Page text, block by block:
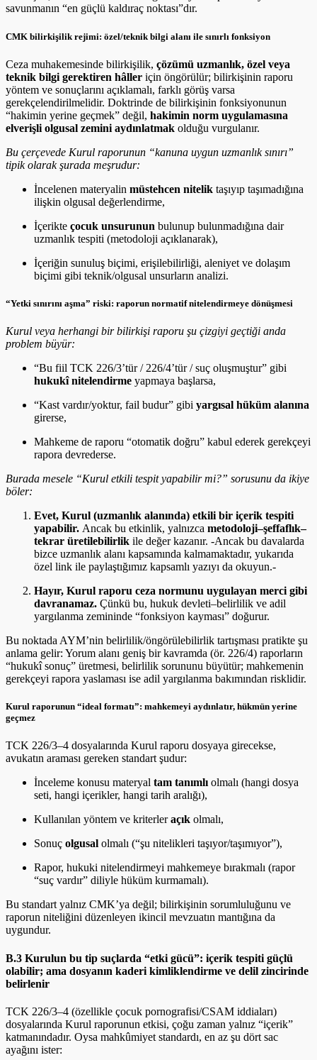
savunmanın “en güçlü kaldıraç noktası”dır.
CMK bilirkişilik rejimi: özel/teknik bilgi alanı ile sınırlı fonksiyon
Ceza muhakemesinde bilirkişilik, çözümü uzmanlık, özel veya
teknik bilgi gerektiren hâller için öngörülür; bilirkişinin raporu
yöntem ve sonuçlarını açıklamalı, farklı görüş varsa
gerekçelendirilmelidir. Doktrinde de bilirkişinin fonksiyonunun
“hakimin yerine geçmek” değil, hakimin norm uygulamasına
elverişli olgusal zemini aydınlatmak olduğu vurgulanır.
Bu çerçevede Kurul raporunun “kanuna uygun uzmanlık sınırı”
tipik olarak şurada meşrudur:
İncelenen materyalin müstehcen nitelik taşıyıp taşımadığına
ilişkin olgusal değerlendirme,
İçerikte çocuk unsurunun bulunup bulunmadığına dair
uzmanlık tespiti (metodoloji açıklanarak),
İçeriğin sunuluş biçimi, erişilebilirliği, aleniyet ve dolaşım
biçimi gibi teknik/olgusal unsurların analizi.
“Yetki sınırını aşma” riski: raporun normatif nitelendirmeye dönüşmesi
Kurul veya herhangi bir bilirkişi raporu şu çizgiyi geçtiği anda
problem büyür:
“Bu fiil TCK 226/3’tür / 226/4’tür / suç oluşmuştur” gibi
hukukî nitelendirme yapmaya başlarsa,
“Kast vardır/yoktur, fail budur” gibi yargısal hüküm alanına
girerse,
Mahkeme de raporu “otomatik doğru” kabul ederek gerekçeyi
rapora devrederse.
Burada mesele “Kurul etkili tespit yapabilir mi?” sorusunu da ikiye
böler:
Evet, Kurul (uzmanlık alanında) etkili bir içerik tespiti
yapabilir. Ancak bu etkinlik, yalnızca metodoloji–şeffaflık–
tekrar üretilebilirlik ile değer kazanır. -Ancak bu davalarda
bizce uzmanlık alanı kapsamında kalmamaktadır, yukarıda
özel link ile paylaştığımız kapsamlı yazıyı da okuyun.-
Hayır, Kurul raporu ceza normunu uygulayan merci gibi
davranamaz. Çünkü bu, hukuk devleti–belirlilik ve adil
yargılanma zemininde “fonksiyon kayması” doğurur.
Bu noktada AYM’nin belirlilik/öngörülebilirlik tartışması pratikte şu
anlama gelir: Yorum alanı geniş bir kavramda (ör. 226/4) raporların
“hukukî sonuç” üretmesi, belirlilik sorununu büyütür; mahkemenin
gerekçeyi rapora yaslaması ise adil yargılanma bakımından risklidir.
Kurul raporunun “ideal formatı”: mahkemeyi aydınlatır, hükmün yerine
geçmez
TCK 226/3–4 dosyalarında Kurul raporu dosyaya girecekse,
avukatın araması gereken standart şudur:
İnceleme konusu materyal tam tanımlıolmalı (hangi dosya
seti, hangi içerikler, hangi tarih aralığı),
Kullanılan yöntem ve kriterleraçık olmalı,
Sonuç olgusal olmalı (“şu nitelikleri taşıyor/taşımıyor”),
Rapor, hukuki nitelendirmeyi mahkemeye bırakmalı (rapor
“suç vardır” diliyle hüküm kurmamalı).
Bu standart yalnız CMK’ya değil; bilirkişinin sorumluluğunu ve
raporun niteliğini düzenleyen ikincil mevzuatın mantığına da
uygundur.
B.3 Kurulun bu tip suçlarda “etki gücü”: içerik tespiti güçlü
olabilir; ama dosyanın kaderi kimliklendirme ve delil zincirinde
belirlenir
TCK 226/3–4 (özellikle çocuk pornografisi/CSAM iddiaları)
dosyalarında Kurul raporunun etkisi, çoğu zaman yalnız “içerik”
katmanındadır. Oysa mahkûmiyet standardı, en az şu dört sac
ayağını ister: